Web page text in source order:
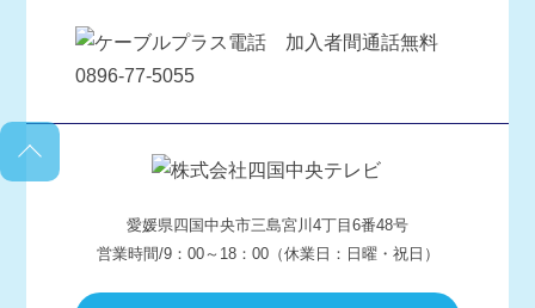
愛媛県四国中央市三島宮川4丁目6番48号
営業時間/9：00～18：00（休業日：日曜・祝日）